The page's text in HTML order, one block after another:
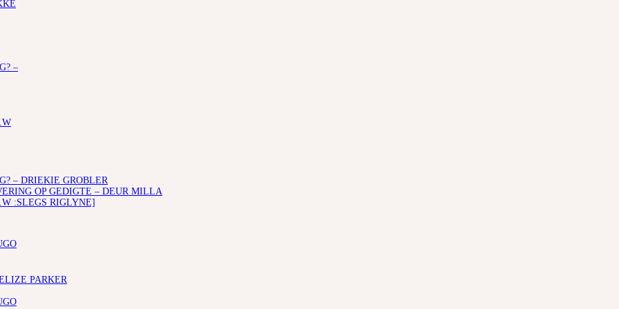
–
– DRIEKIE GROBLER
OP GEDIGTE – DEUR MILLA
:SLEGS RIGLYNE]
PARKER